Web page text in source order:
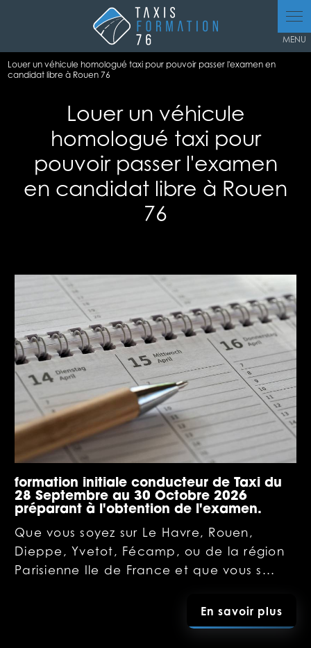
Louer un véhicule homologué taxi pour pouvoir passer l'examen en
candidat libre à Rouen 76
Louer un véhicule
homologué taxi pour
pouvoir passer l'examen
en candidat libre à Rouen
76
formation initiale conducteur de Taxi du
28 Septembre au 30 Octobre 2026
préparant à l'obtention de l'examen.
Que vous soyez sur Le Havre, Rouen,
Dieppe, Yvetot, Fécamp, ou de la région
Parisienne Ile de France et que vous s...
En savoir plus
Panneau de gestion des cookies